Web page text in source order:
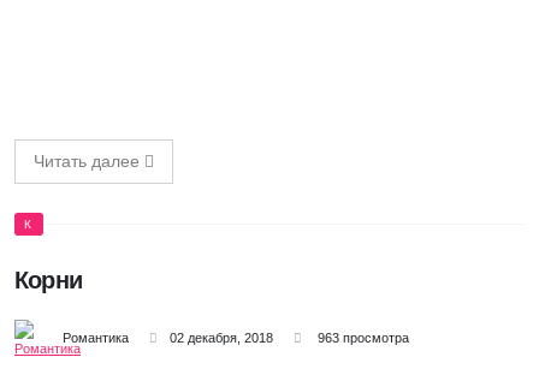
Читать далее
К
Корни
Романтика 02 декабря, 2018 963 просмотра